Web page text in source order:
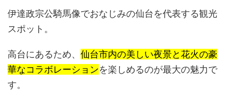
伊達政宗公騎馬像でおなじみの仙台を代表する観光
スポット。
高台にあるため、 仙台市内の美しい夜景と花火の豪
華なコラボレーションを楽しめるのが最大の魅力で
す。